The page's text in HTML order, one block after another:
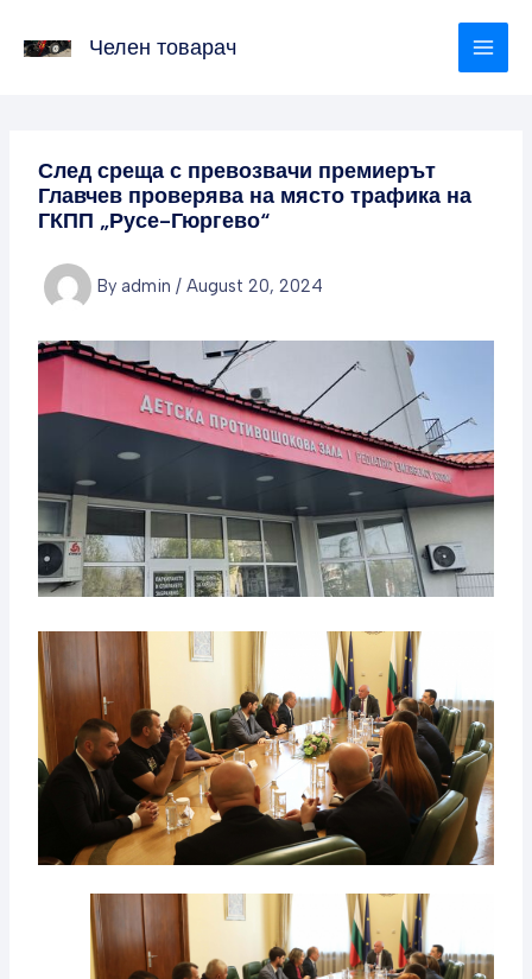
Челен товарач
След среща с превозвачи премиерът
Главчев проверява на място трафика на
ГКПП „Русе-Гюргево“
By admin / August 20, 2024